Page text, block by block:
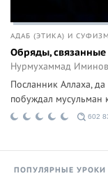
АДАБ (ЭТИКА) И СУФИЗМ
Обряды,
Нурмухаммад Иминов
Посланник Аллаха, да
побуждал мусульман
602
ПОПУЛЯРНЫЕ УРОКИ